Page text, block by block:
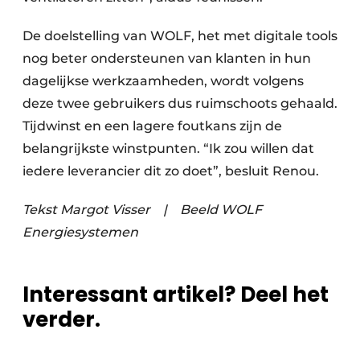
De doelstelling van WOLF, het met digitale tools
nog beter ondersteunen van klanten in hun
dagelijkse werkzaamheden, wordt volgens
deze twee gebruikers dus ruimschoots gehaald.
Tijdwinst en een lagere foutkans zijn de
belangrijkste winstpunten. “Ik zou willen dat
iedere leverancier dit zo doet”, besluit Renou.
Tekst Margot Visser |
Beeld WOLF
Energiesystemen
Interessant artikel? Deel het
verder.